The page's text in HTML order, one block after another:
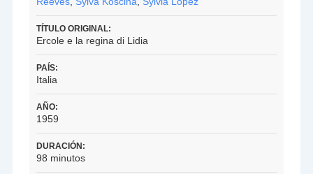
TÍTULO ORIGINAL:
Ercole e la regina di Lidia
PAÍS:
Italia
AÑO:
1959
DURACIÓN:
98 minutos